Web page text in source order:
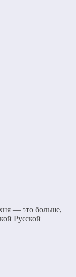
— это больше,
Русской